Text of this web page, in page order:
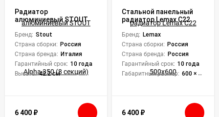
Радиатор
алюминиевый STOUT
Alpha 350 (8 секций)
Бренд: Stout
Страна сборки: Россия
Страна бренда: Италия
Гарантийный срок: 10 года
Высота: 42.2 см
6 400 ₽
Стальной панельный
радиатор Lemax C22
500х600
Бренд: Lemax
Страна сборки: Россия
Страна бренда: Россия
Гарантийный срок: 10 года
Габаритный размер: 600 × 500 × 102 мм
6 400 ₽